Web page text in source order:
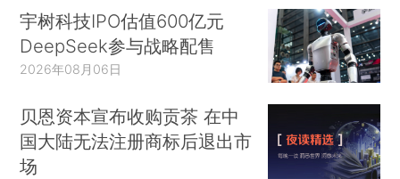
宇树科技IPO估值600亿元
DeepSeek参与战略配售
2026年08月06日
贝恩资本宣布收购贡茶 在中
国大陆无法注册商标后退出市
场